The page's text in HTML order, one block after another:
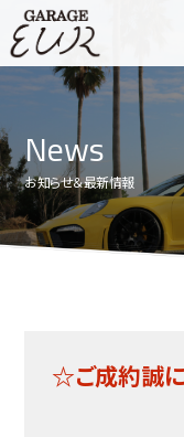
ニュース
在庫車情報
EURスポーツ
アクセス
News
お知らせ＆最新情報
☆ご成約誠